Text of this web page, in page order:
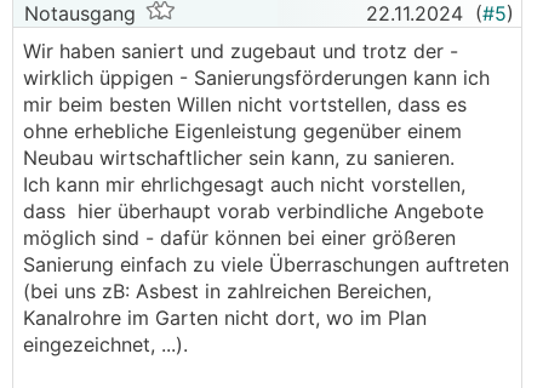
Notausgang 22.11.2024 (#5)
Wir haben saniert und zugebaut und trotz der -
wirklich üppigen - Sanierungsförderungen kann ich
mir beim besten Willen nicht vortstellen, dass es
ohne erhebliche Eigenleistung gegenüber einem
Neubau wirtschaftlicher sein kann, zu sanieren.
Ich kann mir ehrlichgesagt auch nicht vorstellen,
dass hier überhaupt vorab verbindliche Angebote
möglich sind - dafür können bei einer größeren
Sanierung einfach zu viele Überraschungen auftreten
(bei uns zB: Asbest in zahlreichen Bereichen,
Kanalrohre im Garten nicht dort, wo im Plan
eingezeichnet, ...).